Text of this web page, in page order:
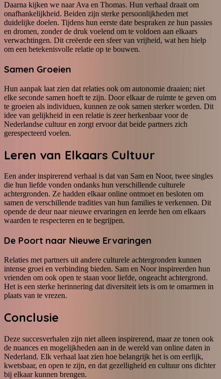
Daarna kijken we naar Ava en Thomas. Hun verhaal draait om
onafhankelijkheid. Beiden zijn sterke persoonlijkheden met
duidelijke doelen. Tijdens hun eerste date bespraken ze hun passies
en dromen, zonder de druk voelend om te voldoen aan elkaars
verwachtingen. Dit creëerde een sfeer van vrijheid, wat hen hielp
om een betekenisvolle relatie op te bouwen.
Samen Groeien
Hun aanpak laat zien dat relaties ook om autonomie draaien; niet
elke seconde samen hoeft te zijn. Door elkaar de ruimte te geven om
te groeien als individuen, kunnen ze ook samen sterker worden. Dit
idee van gelijkheid in een relatie is zeer herkenbaar voor de
Nederlandse cultuur en zorgt ervoor dat beide partners zich
gerespecteerd voelen.
Leren van Elkaars Cultuur
Een ander inspirerend verhaal is dat van Sam en Noor, twee singles
die hun liefde vonden ondanks hun verschillende culturele
achtergronden. Ze hadden elkaar online ontmoet en besloten om
samen de verschillende tradities van hun families te verkennen. Dit
opende de deur naar nieuwe ervaringen en leerde hen om elkaars
waarden te respecteren en te begrijpen.
De Poort naar Nieuwe Ervaringen
Relaties met partners uit andere culturele achtergronden kunnen
intense groei en verbinding bieden. Sam en Noor inspireerden hun
vrienden om ook open te staan voor liefde, ongeacht achtergrond.
Het is een sterke herinnering dat diversiteit iets is om te omarmen in
plaats van te vrezen.
Conclusie
Deze succesverhalen zijn niet alleen inspirerend, maar ze tonen ook
de nuances en mogelijkheden aan in de wereld van online daten in
Nederland. Elk verhaal laat zien hoe belangrijk het is om eerlijk,
kwetsbaar, en open te zijn, en dat gezelligheid en cultuur ons dichter
bij elkaar kunnen brengen.